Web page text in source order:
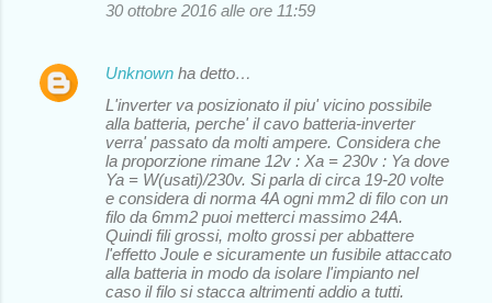
30 ottobre 2016 alle ore 11:59
Unknown ha detto…
L'inverter va posizionato il piu' vicino possibile
alla batteria, perche' il cavo batteria-inverter
verra' passato da molti ampere. Considera che
la proporzione rimane 12v : Xa = 230v : Ya dove
Ya = W(usati)/230v. Si parla di circa 19-20 volte
e considera di norma 4A ogni mm2 di filo con un
filo da 6mm2 puoi metterci massimo 24A.
Quindi fili grossi, molto grossi per abbattere
l'effetto Joule e sicuramente un fusibile attaccato
alla batteria in modo da isolare l'impianto nel
caso il filo si stacca altrimenti addio a tutti.